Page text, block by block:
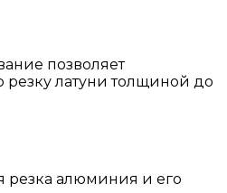
позволяет
резку латуни толщиной до
резка алюминия и его